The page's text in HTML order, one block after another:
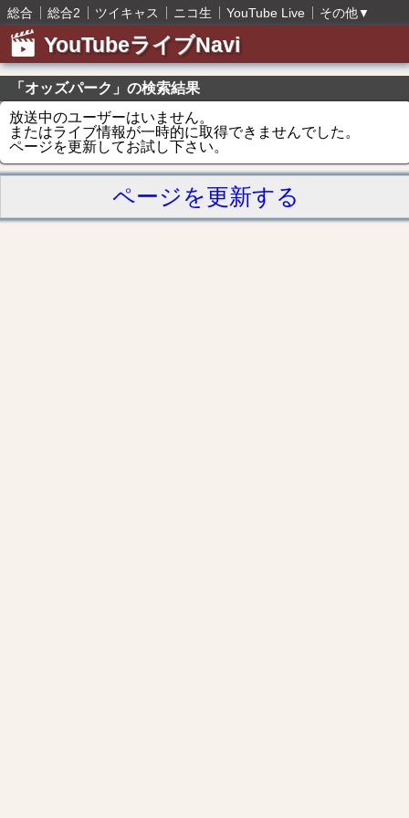
総合 総合2 ツイキャス ニコ生 YouTube Live その他▼
YouTubeライブNavi
「オッズパーク」の検索結果
放送中のユーザーはいません。
またはライブ情報が一時的に取得できませんでした。
ページを更新してお試し下さい。
ページを更新する